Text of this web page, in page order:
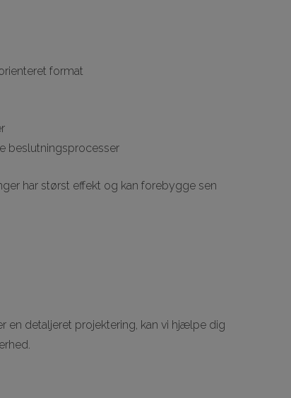
format
beslutningsprocesser
har størst effekt og kan forebygge sen
en detaljeret projektering, kan vi hjælpe dig